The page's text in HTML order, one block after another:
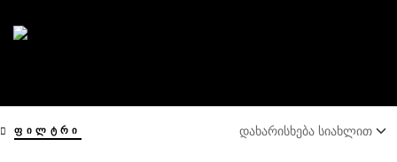
ᲤᲘᲚᲢᲠᲘ